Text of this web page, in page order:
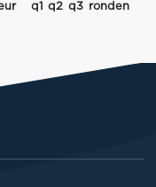
q1 q2 q3 ronden